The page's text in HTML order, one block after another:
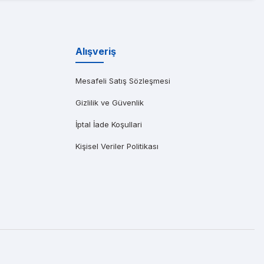
Alışveriş
Mesafeli Satış Sözleşmesi
Gizlilik ve Güvenlik
İptal İade Koşullari
Kişisel Veriler Politikası